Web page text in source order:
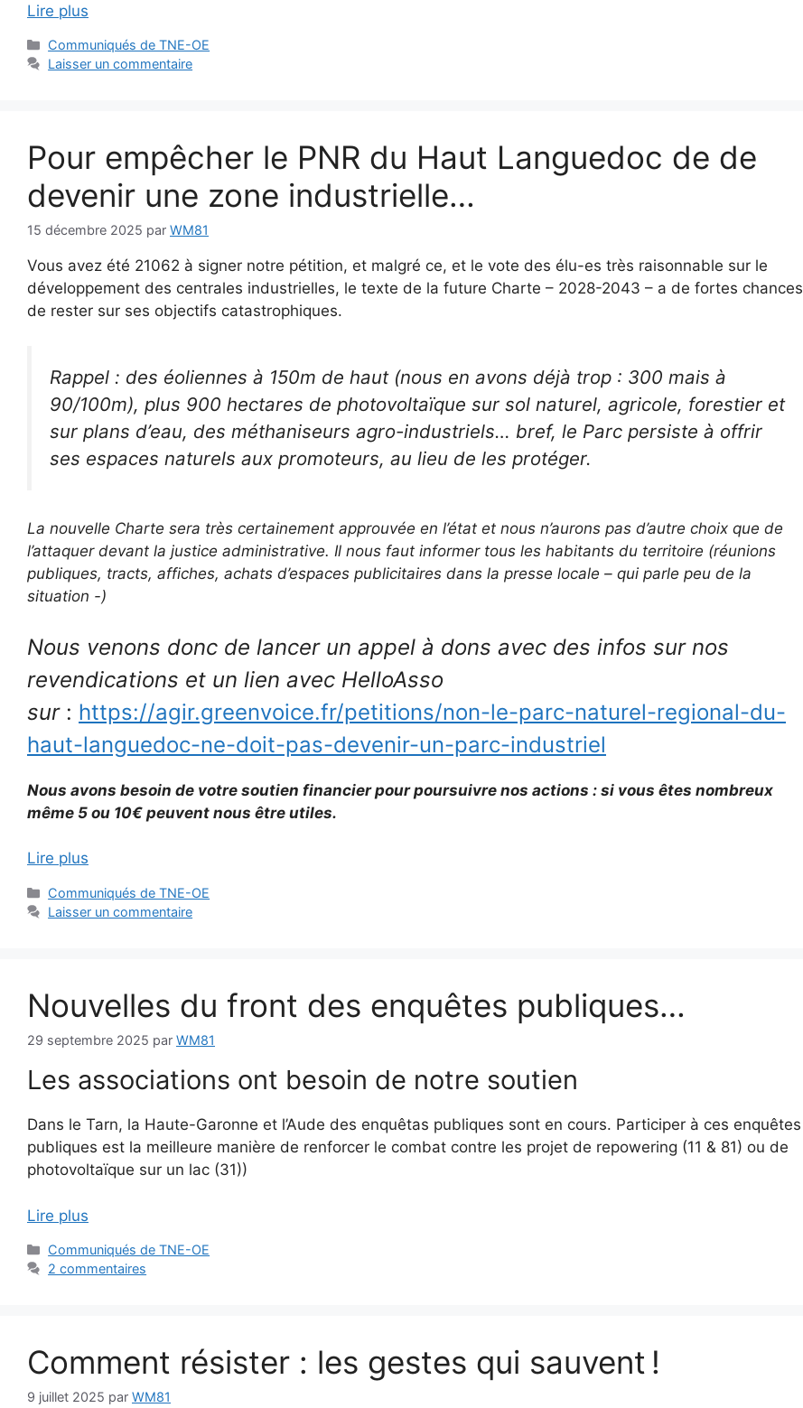
Lire plus
Catégories
Communiqués de TNE-OE
Laisser un commentaire
Pour empêcher le PNR du Haut Languedoc de de
devenir une zone industrielle…
15 décembre 2025 par WM81
Vous avez été 21062 à signer notre pétition, et malgré ce, et le vote des élu-es très raisonnable sur le
développement des centrales industrielles, le texte de la future Charte – 2028-2043 – a de fortes chances
de rester sur ses objectifs catastrophiques.
Rappel : des éoliennes à 150m de haut (nous en avons déjà trop : 300 mais à
90/100m), plus 900 hectares de photovoltaïque sur sol naturel, agricole, forestier et
sur plans d’eau, des méthaniseurs agro-industriels… bref, le Parc persiste à offrir
ses espaces naturels aux promoteurs, au lieu de les protéger.
La nouvelle Charte sera très certainement approuvée en l’état et nous n’aurons pas d’autre choix que de
l’attaquer devant la justice administrative. Il nous faut informer tous les habitants du territoire (réunions
publiques, tracts, affiches, achats d’espaces publicitaires dans la presse locale – qui parle peu de la
situation -)
Nous venons donc de lancer un appel à dons avec des infos sur nos
revendications et un lien avec HelloAsso
sur : https://agir.greenvoice.fr/petitions/non-le-parc-naturel-regional-du-
haut-languedoc-ne-doit-pas-devenir-un-parc-industriel
Nous avons besoin de votre soutien financier pour poursuivre nos actions : si vous êtes nombreux
même 5 ou 10€ peuvent nous être utiles.
Lire plus
Catégories
Communiqués de TNE-OE
Laisser un commentaire
Nouvelles du front des enquêtes publiques…
29 septembre 2025 par WM81
Les associations ont besoin de notre soutien
Dans le Tarn, la Haute-Garonne et l’Aude des enquêtas publiques sont en cours. Participer à ces enquêtes
publiques est la meilleure manière de renforcer le combat contre les projet de repowering (11 & 81) ou de
photovoltaïque sur un lac (31))
Lire plus
Catégories
Communiqués de TNE-OE
2 commentaires
Comment résister : les gestes qui sauvent !
9 juillet 2025 par WM81